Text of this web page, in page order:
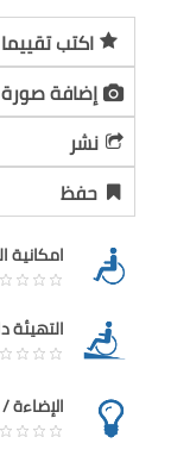
اكتب تقييما
إضافة صورة
نشر
حفظ
امكانية
التهيئة